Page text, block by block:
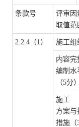
条款号
评审因
取值范
2.2.4（1） 施工组
内容完
编制水
（5分）
施工
方案与
措施（